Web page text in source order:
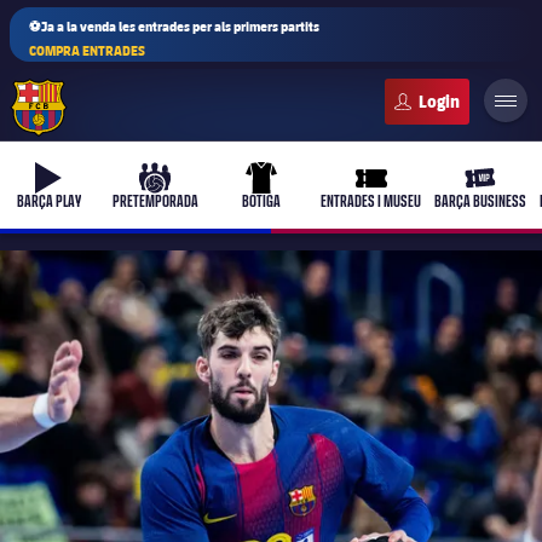
⚽Ja a la venda les entrades per als primers partits
COMPRA ENTRADES
b-play
BARÇA PLAY
culers-ball
PRETEMPORADA
uniform
BOTIGA
ticket-full
ENTRADES I MUSEU
ticket-
BARÇA BUSINESS